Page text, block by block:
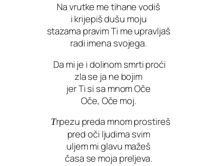
Na vrutke me tihane vodiš
i krijepiš dušu moju
stazama pravim Ti me upravljaš
radi imena svojega.
Da mi je i dolinom smrti proći
zla se ja ne bojim
jer Ti si sa mnom Oče
Oče, Oče moj.
Trpezu preda mnom prostireš
pred oči ljudima svim
uljem mi glavu mažeš
časa se moja preljeva.